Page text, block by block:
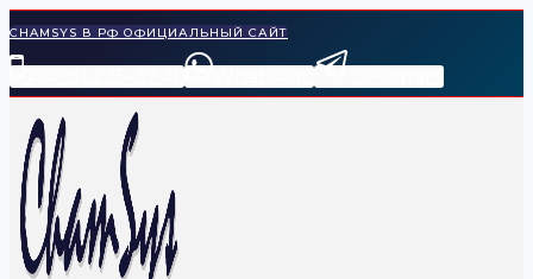
Перейти
к
содержимому
CHAMSYS В РФ ОФИЦИАЛЬНЫЙ САЙТ